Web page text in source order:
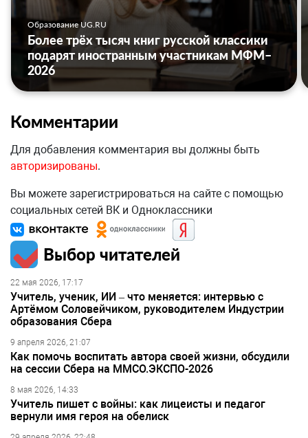
Образование UG.RU
Более трёх тысяч книг русской классики
подарят иностранным участникам МФМ–
2026
Комментарии
Для добавления комментария вы должны быть
авторизированы.
Вы можете зарегистрироваться на сайте с помощью
социальных сетей ВК и Одноклассники
Выбор читателей
22 мая 2026, 17:17
Учитель, ученик, ИИ – что меняется: интервью с
Артёмом Соловейчиком, руководителем Индустрии
образования Сбера
9 апреля 2026, 21:07
Как помочь воспитать автора своей жизни, обсудили
на сессии Сбера на ММСО.ЭКСПО-2026
8 мая 2026, 14:33
Учитель пишет с войны: как лицеисты и педагог
вернули имя героя на обелиск